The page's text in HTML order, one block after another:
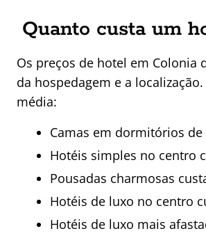
Quanto custa um
Os preços de hotel em Colonia
da hospedagem e a
média:
Camas em dormitórios
Hotéis simples no centro
Pousadas charmosas
Hotéis de luxo no centro
Hotéis de luxo mais